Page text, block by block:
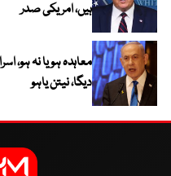
ہیں، امریکی صدر
معاہدہ ہو یا نہ ہو،
دیگا، نیتن یاہو